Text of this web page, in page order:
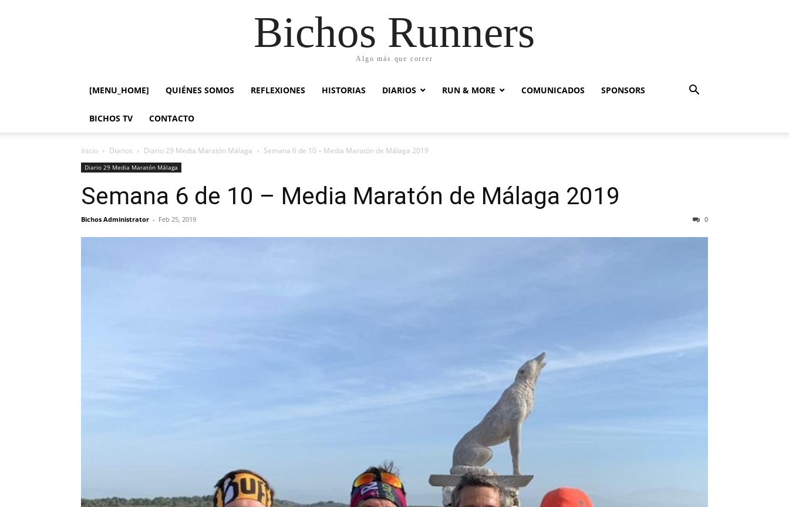
Bichos Runners
Algo más que correr
[MENU_HOME] QUIÉNES SOMOS REFLEXIONES HISTORIAS DIARIOS RUN & MORE COMUNICADOS SPONSORS
BICHOS TV CONTACTO
Inicio Diarios Diario 29 Media Maratón Málaga Semana 6 de 10 – Media Maratón de Málaga 2019
Diario 29 Media Maratón Málaga
Semana 6 de 10 – Media Maratón de Málaga 2019
Bichos Administrator - Feb 25, 2019 0